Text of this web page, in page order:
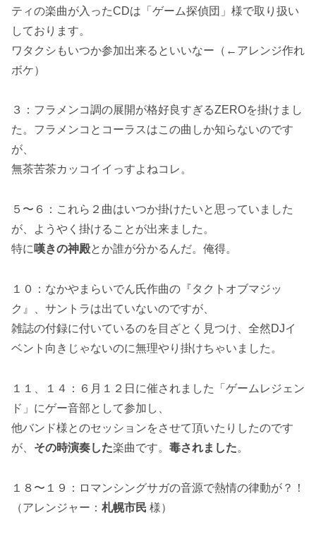
ティの楽曲が入ったCDは「ゲーム探偵団」様で取り扱い
しております。
ワタクシもいつか参加出来るといいなー（←アレンジ作れ
ボケ）
３：フラメンコ調の展開が格好良すぎるZEROを掛けまし
た。フラメンコとコーラスはこの曲しか知らないのです
が、
無茶苦茶カッコイイっすよねコレ。
５〜６：これら２曲はいつか掛けたいと思っていました
が、ようやく掛けることが出来ました。
特に 嘆きの神殿とか誰が分かるんだ。俺得。
１０：なかやまらいでん氏作曲の『タクトオブマジッ
ク』、サントラは出ていないのですが、
雑誌の付録に付いているのを目ざとく見つけ、全然DJイ
ベント向きじゃないのに無理やり掛けちゃいました。
１１、１４：６月１２日に催されました「ゲームレジェン
ド」にゲー音部として参加し、
他バンド様とのセッションをさせて頂いたりしたのです
が、 その時演奏した楽曲です。 毒されました。
１８〜１９：ロマンシングサガの音源で熱情の律動が？！
（アレンジャー： 札幌市民 様）